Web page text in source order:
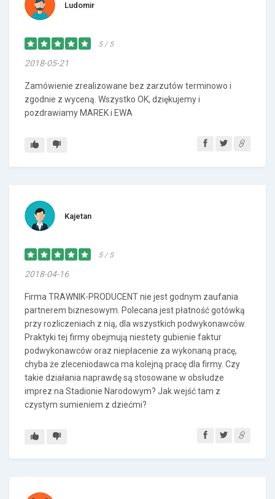
Ludomir
5 / 5
2018-05-21
Zamówienie zrealizowane bez zarzutów terminowo i
zgodnie z wyceną. Wszystko OK, dziękujemy i
pozdrawiamy MAREK i EWA
Kajetan
5 / 5
2018-04-16
Firma TRAWNIK-PRODUCENT nie jest godnym zaufania
partnerem biznesowym. Polecana jest płatność gotówką
przy rozliczeniach z nią, dla wszystkich podwykonawców.
Praktyki tej firmy obejmują niestety gubienie faktur
podwykonawców oraz niepłacenie za wykonaną pracę,
chyba że zleceniodawca ma kolejną pracę dla firmy. Czy
takie działania naprawdę są stosowane w obsłudze
imprez na Stadionie Narodowym? Jak wejść tam z
czystym sumieniem z dziećmi?